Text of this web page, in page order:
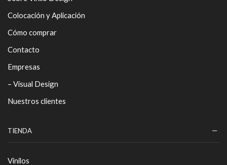
Colocación y Aplicación
Cómo comprar
Contacto
Empresas
– Visual Design
Nuestros clientes
TIENDA
Vinilos